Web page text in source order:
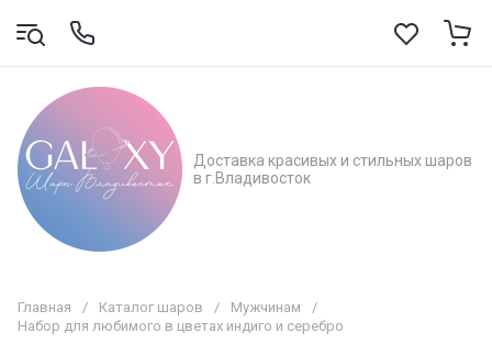
Доставка красивых и стильных шаров
в г.Владивосток
Главная / Каталог шаров / Мужчинам
/
Набор для любимого в цветах индиго и серебро